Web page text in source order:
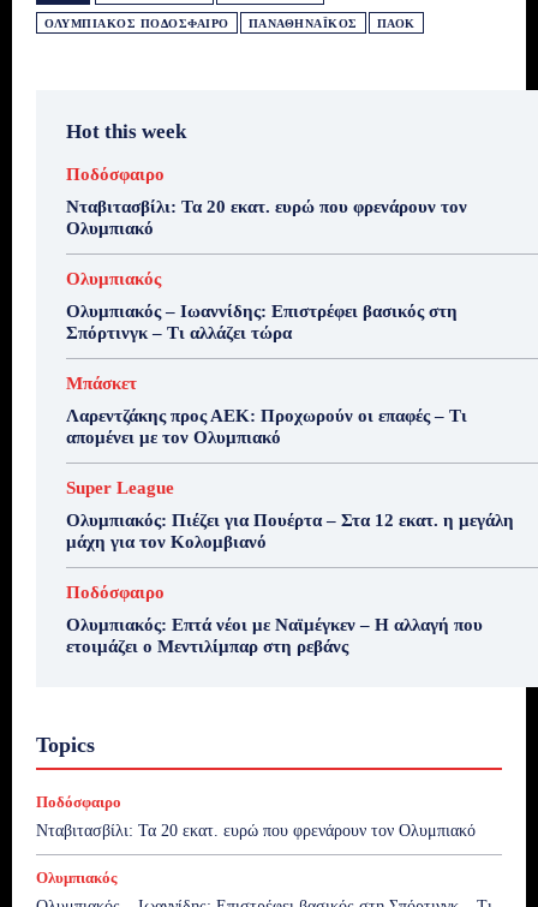
ΟΛΥΜΠΙΑΚΌΣ ΠΟΔΌΣΦΑΙΡΟ ΠΑΝΑΘΗΝΑΪΚΌΣ ΠΑΟΚ
Hot this week
Ποδόσφαιρο
Νταβιτασβίλι: Τα 20 εκατ. ευρώ που φρενάρουν τον
Ολυμπιακό
Ολυμπιακός
Ολυμπιακός – Ιωαννίδης: Επιστρέφει βασικός στη
Σπόρτινγκ – Τι αλλάζει τώρα
Μπάσκετ
Λαρεντζάκης προς ΑΕΚ: Προχωρούν οι επαφές – Τι
απομένει με τον Ολυμπιακό
Super League
Ολυμπιακός: Πιέζει για Πουέρτα – Στα 12 εκατ. η μεγάλη
μάχη για τον Κολομβιανό
Ποδόσφαιρο
Ολυμπιακός: Επτά νέοι με Ναϊμέγκεν – Η αλλαγή που
ετοιμάζει ο Μεντιλίμπαρ στη ρεβάνς
Topics
Ποδόσφαιρο
Νταβιτασβίλι: Τα 20 εκατ. ευρώ που φρενάρουν τον Ολυμπιακό
Ολυμπιακός